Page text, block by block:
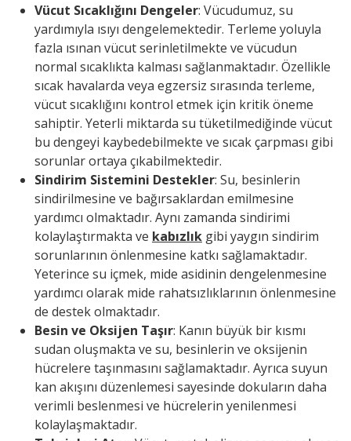
Vücut Sıcaklığını Dengeler: Vücudumuz, su
yardımıyla ısıyı dengelemektedir. Terleme yoluyla
fazla ısınan vücut serinletilmekte ve vücudun
normal sıcaklıkta kalması sağlanmaktadır. Özellikle
sıcak havalarda veya egzersiz sırasında terleme,
vücut sıcaklığını kontrol etmek için kritik öneme
sahiptir. Yeterli miktarda su tüketilmediğinde vücut
bu dengeyi kaybedebilmekte ve sıcak çarpması gibi
sorunlar ortaya çıkabilmektedir.
Sindirim Sistemini Destekler: Su, besinlerin
sindirilmesine ve bağırsaklardan emilmesine
yardımcı olmaktadır. Aynı zamanda sindirimi
kolaylaştırmakta ve kabızlık gibi yaygın sindirim
sorunlarının önlenmesine katkı sağlamaktadır.
Yeterince su içmek, mide asidinin dengelenmesine
yardımcı olarak mide rahatsızlıklarının önlenmesine
de destek olmaktadır.
Besin ve Oksijen Taşır: Kanın büyük bir kısmı
sudan oluşmakta ve su, besinlerin ve oksijenin
hücrelere taşınmasını sağlamaktadır. Ayrıca suyun
kan akışını düzenlemesi sayesinde dokuların daha
verimli beslenmesi ve hücrelerin yenilenmesi
kolaylaşmaktadır.